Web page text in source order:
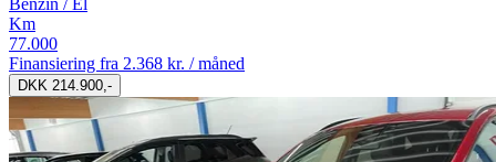
Benzin / El
Km
77.000
Finansiering fra 2.368 kr. / måned
DKK 214.900,-